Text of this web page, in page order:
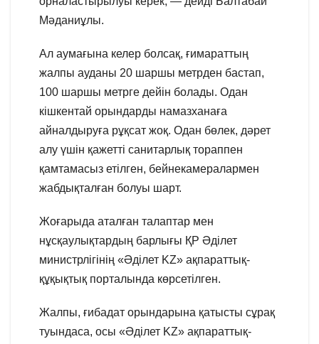
Мәданиұлы.
Ал аумағына келер болсақ, ғимараттың
жалпы ауданы 20 шаршы метрден бастап,
100 шаршы метрге дейін болады. Одан
кішкентай орындарды намазханаға
айналдыруға рұқсат жоқ. Одан бөлек, дәрет
алу үшін қажетті санитарлық тораппен
қамтамасыз етілген, бейнекамералармен
жабдықталған болуы шарт.
Жоғарыда аталған талаптар мен
нұсқаулықтардың барлығы ҚР Әділет
министрлігінің «Әділет KZ» ақпараттық-
құқықтық порталында көрсетілген.
Жалпы, ғибадат орындарына қатысты сұрақ
туындаса, осы «Әділет KZ» ақпараттық-